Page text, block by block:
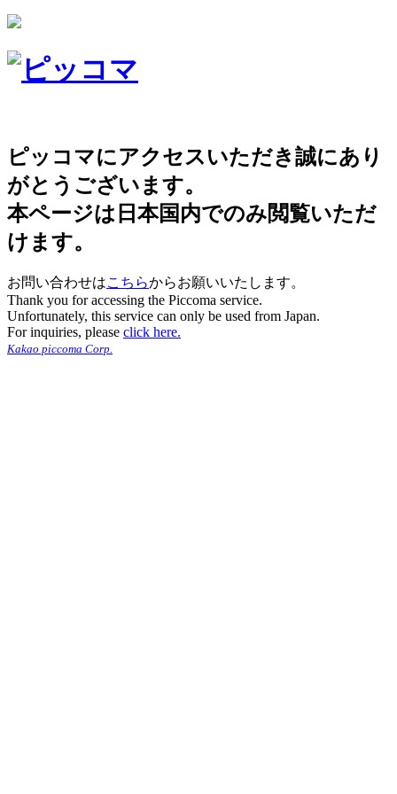
ピッコマにアクセスいただき誠にあり
がとうございます。
本ページは日本国内でのみ閲覧いただ
けます。
お問い合わせはこちらからお願いいたします。
Thank you for accessing the Piccoma service.
Unfortunately, this service can only be used from Japan.
For inquiries, please click here.
Kakao piccoma Corp.